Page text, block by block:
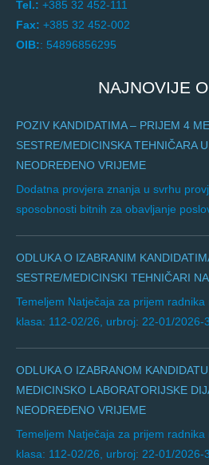
Tel.: +385 32 452-111
Fax: +385 32 452-002
OIB:: 54896856295
NAJNOVIJE
POZIV KANDIDATIMA – PRIJEM 4
SESTRE/MEDICINSKA TEHNIČARA
NEODREĐENO VRIJEME
Dodatna provjera znanja u svrhu
sposobnosti bitnih za obavljanje
ODLUKA O IZABRANIM
SESTRE/MEDICINSKI TEHNIČARI
Temeljem Natječaja za prijem radnika
klasa: 112-02/26, urbroj: 22-01/2026-
ODLUKA O IZABRANOM
MEDICINSKO LABORATORIJSKE
NEODREĐENO VRIJEME
Temeljem Natječaja za prijem radnika
klasa: 112-02/26, urbroj: 22-01/2026-